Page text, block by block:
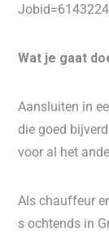
Wat je gaat
Aansluiten in
die goed
voor al het
Als chauffeur
s ochtends in